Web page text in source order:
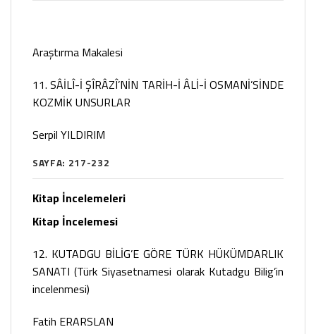
Araştırma Makalesi
11. SÂİLÎ-İ ŞÎRÂZÎ’NİN TARİH-İ ÂLİ-İ OSMANİ’SİNDE
KOZMİK UNSURLAR
Serpil YILDIRIM
SAYFA: 217-232
Kitap İncelemeleri
Kitap İncelemesi
12. KUTADGU BİLİG’E GÖRE TÜRK HÜKÜMDARLIK
SANATI (Türk Siyasetnamesi olarak Kutadgu Bilig’in
incelenmesi)
Fatih ERARSLAN